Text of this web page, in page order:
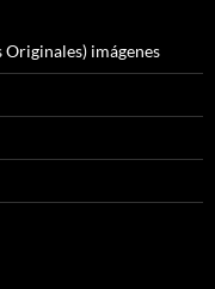
Originales) imágenes